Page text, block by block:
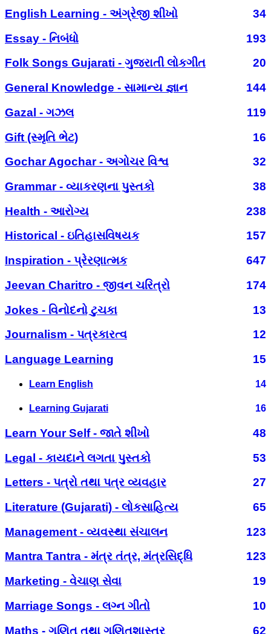
English Learning - અંગ્રેજી શીખો
34
Essay - નિબંધો
193
Folk Songs Gujarati - ગુજરાતી લોકગીત
20
General Knowledge - સામાન્ય જ્ઞાન
144
Gazal - ગઝલ
119
Gift (સ્મૃતિ ભેટ)
16
Gochar Agochar - અગોચર વિશ્વ
32
Grammar - વ્યાકરણના પુસ્તકો
38
Health - આરોગ્ય
238
Historical - ઇતિહાસવિષયક
157
Inspiration - પ્રેરણાત્મક
647
Jeevan Charitro - જીવન ચરિત્રો
174
Jokes - વિનોદનો ટુચકા
13
Journalism - પત્રકારત્વ
12
Language Learning
15
Learn English 14
Learning Gujarati 16
Learn Your Self - જાતે શીખો
48
Legal - કાયદાને લગતા પુસ્તકો
53
Letters - પત્રો તથા પત્ર વ્યવહાર
27
Literature (Gujarati) - લોકસાહિત્ય
65
Management - વ્યવસ્થા સંચાલન
123
Mantra Tantra - મંત્ર તંત્ર, મંત્રસિદ્ધિ
123
Marketing - વેચાણ સેવા
19
Marriage Songs - લગ્ન ગીતો
10
Maths - ગણિત તથા ગણિતશાસ્ત્ર
62